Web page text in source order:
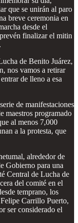
que se unirán al paro
breve ceremonia en
desde el
finalizar el mitin
de Benito Juárez,
nos vamos a retirar
de lleno a esa
de manifestaciones
maestros programado
al menos 7,000
a la protesta, que
alrededor de
Gobierno para una
Central de Lucha de
del comité en el
temprano, los
Carrillo Puerto,
ser considerado el